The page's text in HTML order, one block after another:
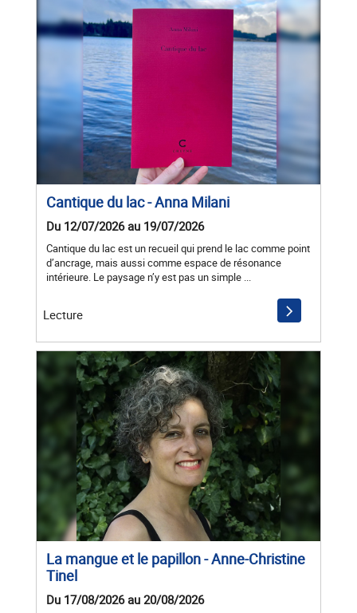
Cantique du lac - Anna Milani
Du 12/07/2026 au 19/07/2026
Cantique du lac est un recueil qui prend le lac comme point
d’ancrage, mais aussi comme espace de résonance
intérieure. Le paysage n’y est pas un simple ...
Lecture
La mangue et le papillon - Anne-Christine
Tinel
Du 17/08/2026 au 20/08/2026